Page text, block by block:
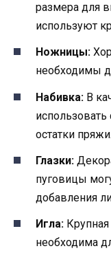
размера для
используют
Ножницы:
необходимы
Набивка: В
использовать
остатки пряжи.
Глазки:
пуговицы
добавления
Игла:
необходима